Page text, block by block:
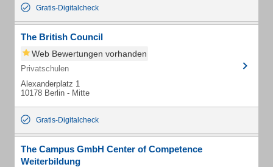
Gratis-Digitalcheck
The British Council
Web Bewertungen vorhanden
Privatschulen
Alexanderplatz 1
10178 Berlin - Mitte
Gratis-Digitalcheck
The Campus GmbH Center of Competence
Weiterbildung